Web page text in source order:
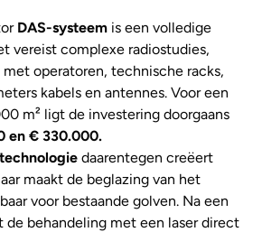
DAS-systeem is een volledige
vereist complexe radiostudies,
operatoren, technische racks,
kabels en antennes. Voor een
m² ligt de investering doorgaans
en € 330.000.
daarentegen creëert
maakt de beglazing van het
voor bestaande golven. Na een
de behandeling met een laser direct